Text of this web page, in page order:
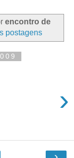
encontro de
postagens
›